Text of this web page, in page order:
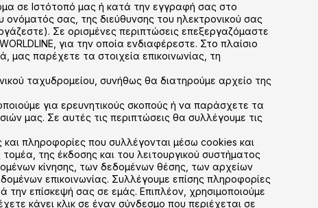
σε Ιστότοπό μας ή κατά την εγγραφή σας στο
ονόματός σας, της διεύθυνσης του ηλεκτρονικού σας
Σε ορισμένες περιπτώσεις επεξεργαζόμαστε
για την οποία ενδιαφέρεστε. Στο πλαίσιο
παρέχετε τα στοιχεία επικοινωνίας, τη
ταχυδρομείου, συνήθως θα διατηρούμε αρχείο της
για ερευνητικούς σκοπούς ή να παράσχετε τα
μας. Σε αυτές τις περιπτώσεις θα συλλέγουμε τις
και πληροφορίες που συλλέγονται μέσω cookies και
της έκδοσης και του λειτουργικού συστήματος
κίνησης, των δεδομένων θέσης, των αρχείων
επικοινωνίας. Συλλέγουμε επίσης πληροφορίες
την επίσκεψή σας σε εμάς. Επιπλέον, χρησιμοποιούμε
κάνει κλικ σε έναν σύνδεσμο που περιέχεται σε